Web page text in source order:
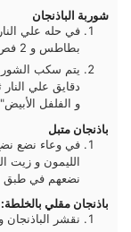
شوربة الباذنجان
في حله علي
بطاطس و 2 فص ثوم مع الزبدة و نقلبهم جيداً .
دقايق علي
و الفلفل
باذنجان متبل
في وعاء نضع
الليمون و زيت
نضعهم في طبق
باذنجان مقلي بالخلطة:
نقشر الباذنجان